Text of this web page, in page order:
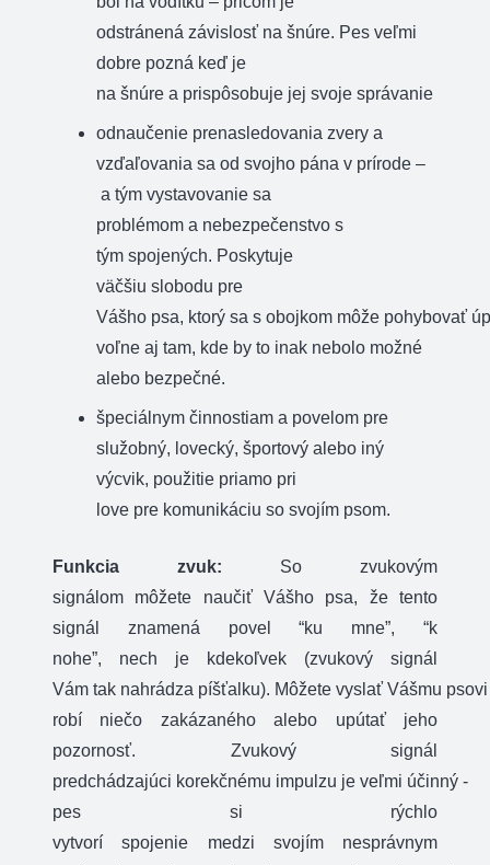
odstránená závislosť na šnúre. Pes veľmi
dobre pozná keď je
na šnúre a prispôsobuje jej svoje správanie
odnaučenie prenasledovania zvery a
vzďaľovania sa od svojho pána v prírode –
a tým vystavovanie sa
problémom a nebezpečenstvo s
tým spojených. Poskytuje
väčšiu slobodu pre
Vášho psa, ktorý sa s obojkom môže pohybovať
voľne aj tam, kde by to inak nebolo možné
alebo bezpečné.
špeciálnym činnostiam a povelom pre
služobný, lovecký, športový alebo iný
výcvik, použitie priamo pri
love pre komunikáciu so svojím psom.
Funkcia zvuk:
So zvukovým
signálom
môžete naučiť Vášho psa, že
tento
signál
znamená povel “ku mne”,“k
nohe”, nech je kdekoľvek (zvukový signál
Vám tak nahrádza píšťalku). Môžete vyslať Vášmu psovi
robí
niečo zakázaného alebo upútať
jeho
pozornosť. Zvukový
signál
predchádzajúci korekčnému impulzu je veľmi účinný -
pes
si rýchlo
vytvorí
spojenie medzi svojím
nesprávnym